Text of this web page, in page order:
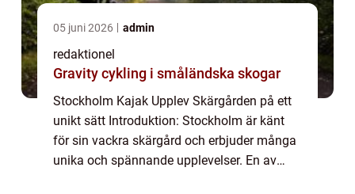
05 juni 2026 admin
redaktionel
Gravity cykling i småländska skogar
Stockholm Kajak Upplev Skärgården på ett
unikt sätt Introduktion: Stockholm är känt
för sin vackra skärgård och erbjuder många
unika och spännande upplevelser. En av